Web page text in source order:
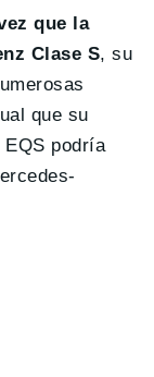
que la
Clase S, su
que su
podría